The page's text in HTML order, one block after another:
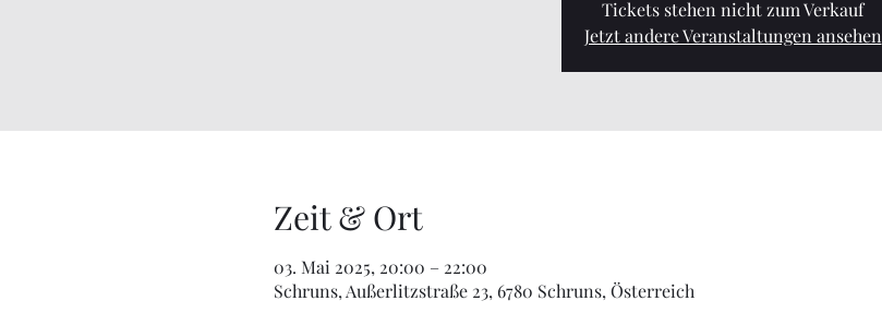
Tickets stehen nicht zum Verkauf
Jetzt andere Veranstaltungen ansehen
Zeit & Ort
03. Mai 2025, 20:00 – 22:00
Schruns, Außerlitzstraße 23, 6780 Schruns, Österreich